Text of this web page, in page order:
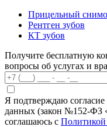
Прицельный
Рентген зубов
КТ зубов
Получите бесплатную
вопросы об услугах и
Я подтверждаю
данных (закон №152-ФЗ
соглашаюсь с Политикой